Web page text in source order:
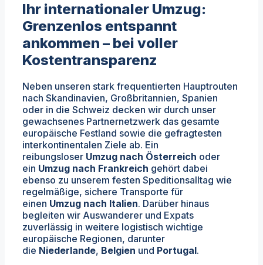
Ihr internationaler Umzug:
Grenzenlos entspannt
ankommen – bei voller
Kostentransparenz
Neben unseren stark frequentierten Hauptrouten
nach Skandinavien, Großbritannien, Spanien
oder in die Schweiz decken wir durch unser
gewachsenes Partnernetzwerk das gesamte
europäische Festland sowie die gefragtesten
interkontinentalen Ziele ab. Ein
reibungsloser Umzug nach Österreich oder
ein Umzug nach Frankreich gehört dabei
ebenso zu unserem festen Speditionsalltag wie
regelmäßige, sichere Transporte für
einen Umzug nach Italien. Darüber hinaus
begleiten wir Auswanderer und Expats
zuverlässig in weitere logistisch wichtige
europäische Regionen, darunter
die Niederlande, Belgien und Portugal.